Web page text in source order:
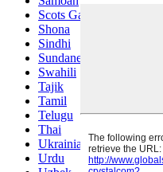
Scots Gaelic
Shona
Sindhi
Sundanese
Swahili
Tajik
Tamil
Telugu
Thai
Ukrainian
Urdu